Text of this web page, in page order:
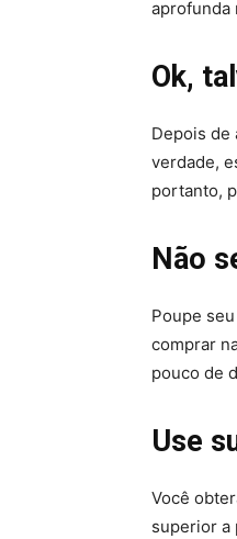
aprofunda
Ok,
Depois de
verdade,
portanto,
Não
Poupe
comprar
pouco de
Use
Você
superior a